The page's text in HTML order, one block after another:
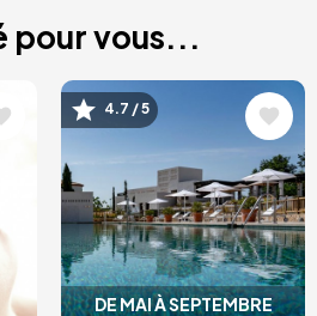
pour vous...
DE MAI À SEPTEMBRE
Image
4.7 / 5